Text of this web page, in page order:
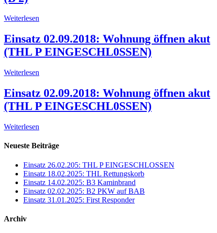
Weiterlesen
Einsatz 02.09.2018: Wohnung öffnen akut
(THL P EINGESCHL0SSEN)
Weiterlesen
Einsatz 02.09.2018: Wohnung öffnen akut
(THL P EINGESCHL0SSEN)
Weiterlesen
Neueste Beiträge
Einsatz 26.02.205: THL P EINGESCHLOSSEN
Einsatz 18.02.2025: THL Rettungskorb
Einsatz 14.02.2025: B3 Kaminbrand
Einsatz 02.02.2025: B2 PKW auf BAB
Einsatz 31.01.2025: First Responder
Archiv